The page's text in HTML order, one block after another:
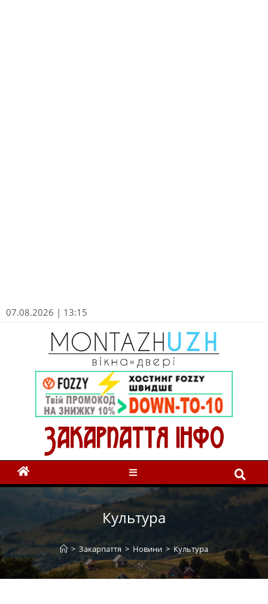
07.08.2026 | 13:15
Культура
> Закарпаття > Новини > Культура